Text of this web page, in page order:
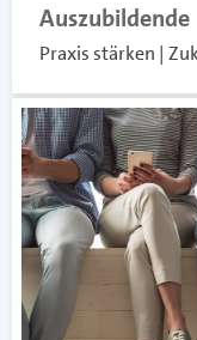
Auszubildende
Praxis stärken |